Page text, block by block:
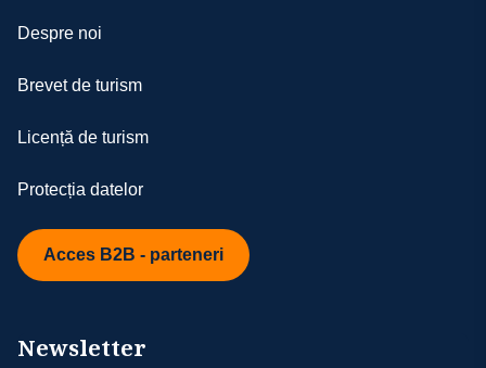
Despre noi
Brevet de turism
Licență de turism
Protecția datelor
Acces B2B - parteneri
Newsletter